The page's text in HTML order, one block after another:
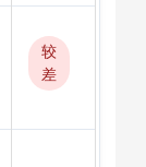
较
差